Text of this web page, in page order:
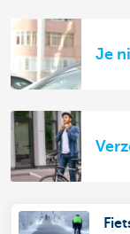
Je